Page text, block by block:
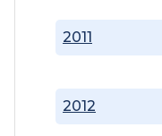
2011
2012